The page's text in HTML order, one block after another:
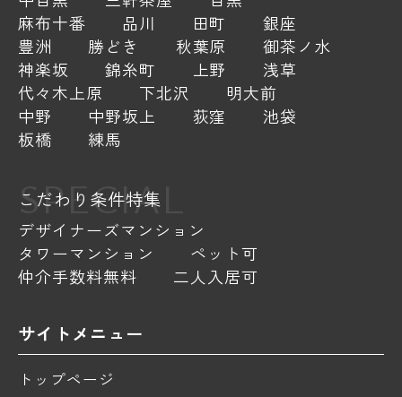
麻布十番
品川 田町
銀座
豊洲
勝どき 秋葉原
御茶ノ水
神楽坂
錦糸町 上野
浅草
代々木上原
下北沢
明大前
中野
中野坂上 荻窪
池袋
板橋
練馬
SPECIAL
こだわり条件特集
デザイナーズマンション
タワーマンション
ペット可
仲介手数料無料
二人入居可
サイトメニュー
トップページ